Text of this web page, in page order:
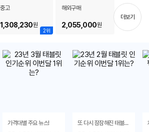
/ HDMI: 1개 / USB: 1개
기
2위
중고
1,308,230원
해외구매
2,055,000원
더보기
가격대별 주요 뉴스! 또 다시 잠잠해진 태블릿시장